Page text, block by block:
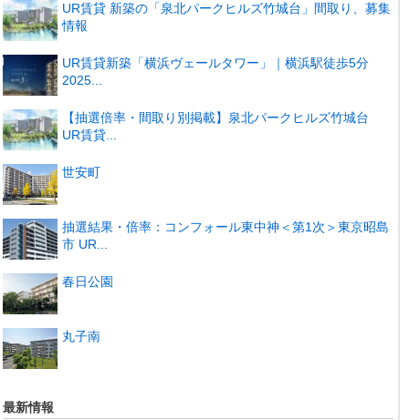
UR賃貸 新築の「泉北パークヒルズ竹城台」間取り、募集
情報
UR賃貸新築「横浜ヴェールタワー」｜横浜駅徒歩5分
2025...
【抽選倍率・間取り別掲載】泉北パークヒルズ竹城台
UR賃貸...
世安町
抽選結果・倍率：コンフォール東中神＜第1次＞東京昭島
市 UR...
春日公園
丸子南
最新情報